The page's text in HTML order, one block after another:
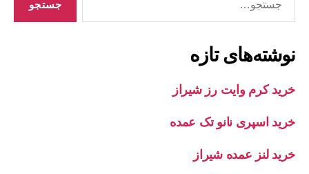
نوشته‌های تازه
خرید کرم وایت رز شیراز
خرید اسپری نانو تک عمده
خرید لنز عمده شیراز